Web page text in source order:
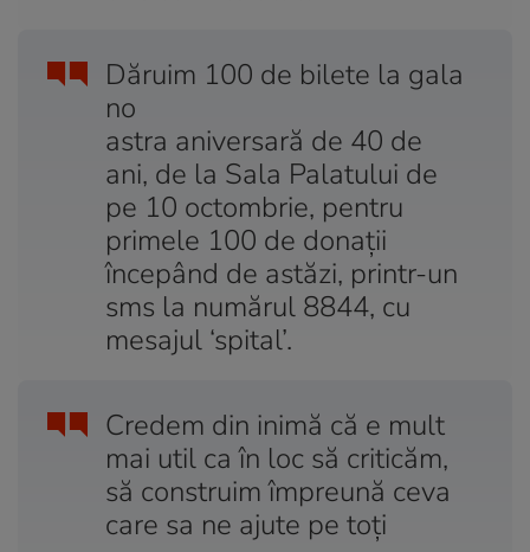
Dăruim 100 de bilete la gala
no
astra aniversară de 40 de
ani, de la Sala Palatului de
pe 10 octombrie, pentru
primele 100 de donații
începând de astăzi, printr-un
sms la numărul 8844, cu
mesajul ‘spital’.
Credem din inimă că e mult
mai util ca în loc să criticăm,
să construim împreună ceva
care sa ne ajute pe toți